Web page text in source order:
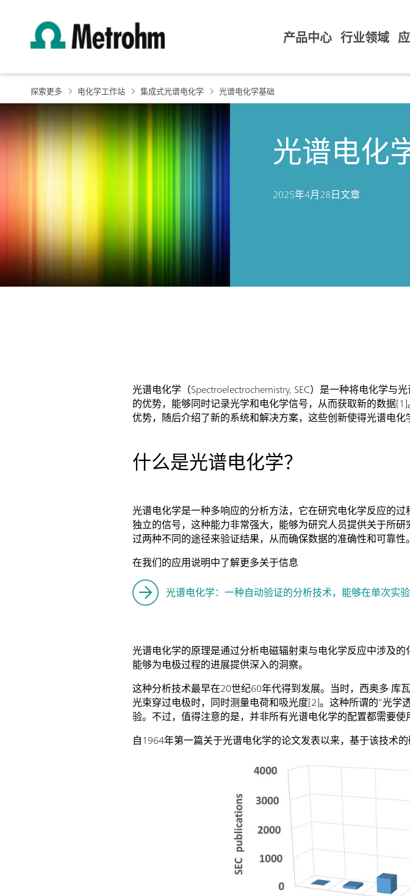
产品中心 行业领域
探索更多 电化学工作站 集成式光谱电化学 光谱电化学基础
光谱电化
2025年4月28日文章
光谱电化学（Spectroelectrochemistry, SEC）是一种将电化学
的优势，能够同时记录光学和电化学信号，从而获取新的数据
优势，随后介绍了新的系统和解决方案，这些创新使得光谱电化
什么是光谱电化学？
光谱电化学是一种多响应的分析方法，它在研究电化学反应的
独立的信号，这种能力非常强大，能够为研究人员提供关于所
过两种不同的途径来验证结果，从而确保数据的准确性和可靠性。
在我们的应用说明中了解更多关于信息
光谱电化学：一种自动验证的分析技术，能够在单次实
光谱电化学的原理是通过分析电磁辐射束与电化学反应中涉及
能够为电极过程的进展提供深入的洞察。
这种分析技术最早在20世纪60年代得到发展。当时，西奥多·
光束穿过电极时，同时测量电荷和吸光度[2]。这种所谓的“光学
验。不过，值得注意的是，并非所有光谱电化学的配置都需要使
自1964年第一篇关于光谱电化学的论文发表以来，基于该技术